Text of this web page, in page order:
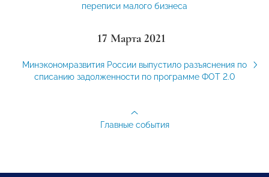
переписи малого бизнеса
17 Марта 2021
Минэкономразвития России выпустило разъяснения по
списанию задолженности по программе ФОТ 2.0
Главные события